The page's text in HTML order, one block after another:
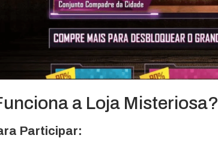
a Loja Misteriosa?
Participar: